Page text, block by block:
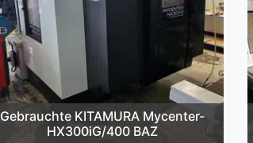
Gebrauchte KITAMURA Mycenter-
HX300iG/400 BAZ